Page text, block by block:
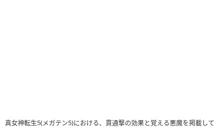
真女神転生5(メガテン5)における、貫通撃の効果と覚える悪魔を掲載して